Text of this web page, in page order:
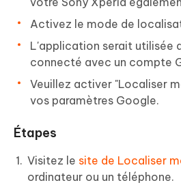
Activez le mode de
L'application serait utilisée
connecté avec un compte
Veuillez activer "Localiser
vos paramètres Google.
Étapes
Visitez le site de Localiser
ordinateur ou un téléphone.